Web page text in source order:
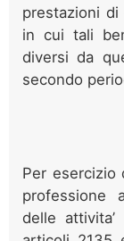
prestazioni
in cui tali
diversi da
secondo
Per esercizio
professione
delle